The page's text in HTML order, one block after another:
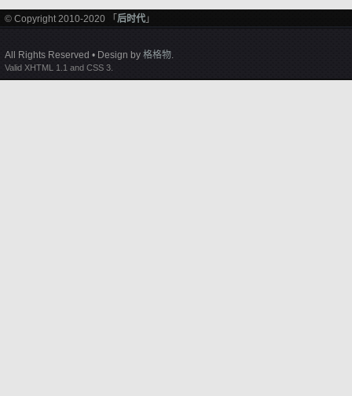
© Copyright 2010-2020 「 后时代 」
All Rights Reserved • Design by 格格物.
Valid XHTML 1.1 and CSS 3.